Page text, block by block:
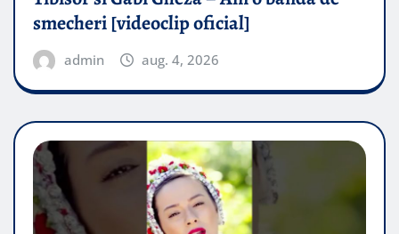
smecheri [videoclip oficial]
admin aug. 4, 2026